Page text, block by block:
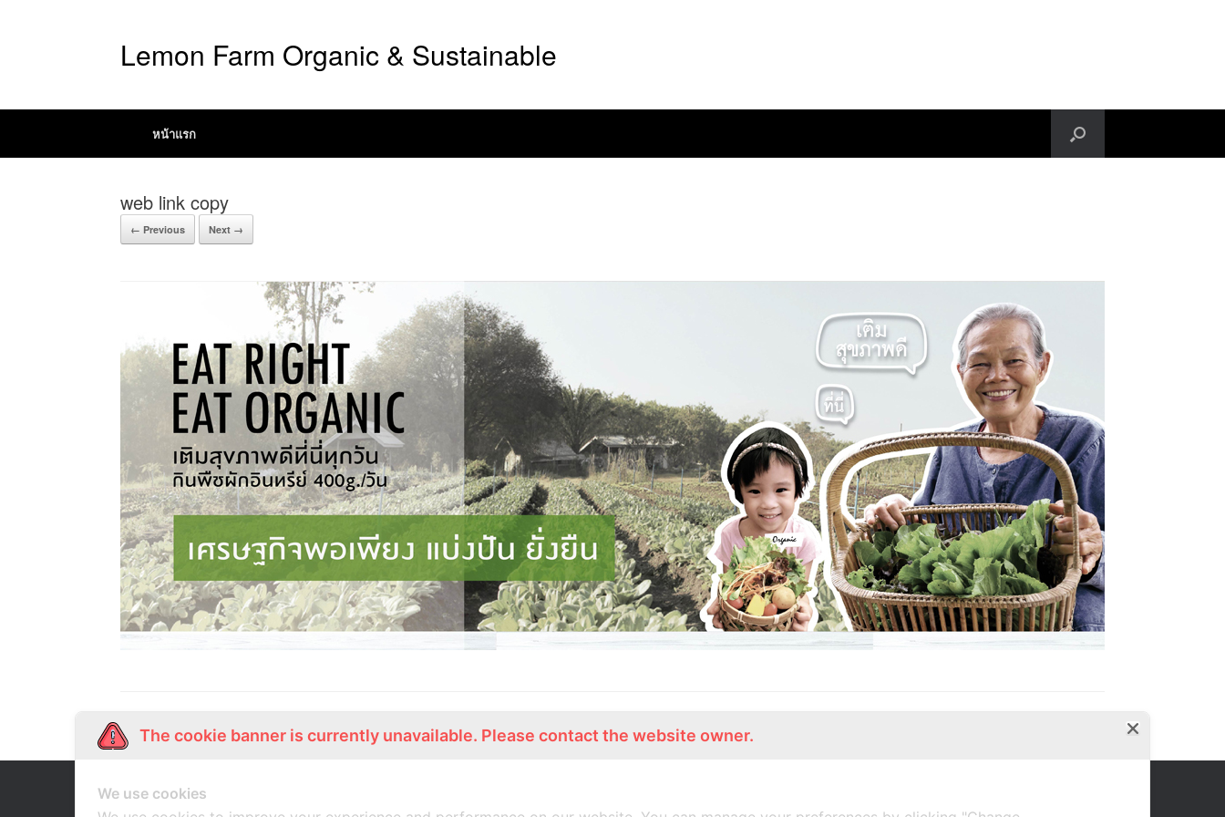
Lemon Farm Organic & Sustainable
หน้าแรก
web link copy
← Previous Next →
Our Story
The cookie banner is currently unavailable. Please contact the website owner.
We use cookies